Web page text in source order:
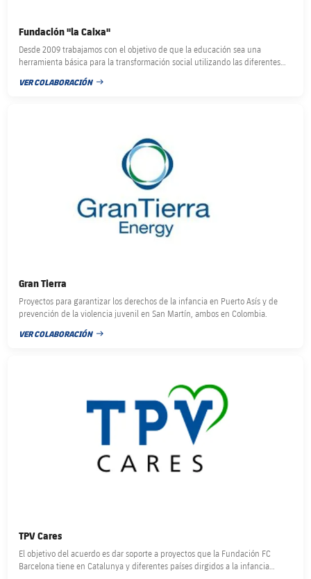
Fundación ''la Caixa''
Desde 2009 trabajamos con el objetivo de que la educación sea una
herramienta básica para la transformación social utilizando las diferentes
VER COLABORACIÓN
FECHA DE PUBLICACIÓN
Gran Tierra
Proyectos para garantizar los derechos de la infancia en Puerto Asís y de
prevención de la violencia juvenil en San Martín, ambos en Colombia.
VER COLABORACIÓN
FECHA DE PUBLICACIÓN
TPV Cares
El objetivo del acuerdo es dar soporte a proyectos que la Fundación FC
Barcelona tiene en Catalunya y diferentes países dirgidos a la infancia